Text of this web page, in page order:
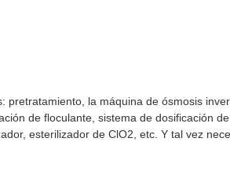
la máquina de ósmosis
de floculante, sistema de dosificación
esterilizador de ClO2, etc. Y tal vez